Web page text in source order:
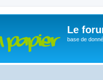
Le
base de